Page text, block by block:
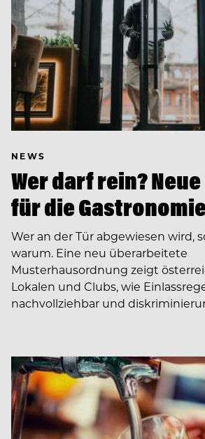
NEWS
Wer darf rein?
für die
Wer an der Tür abgewiesen wird,
warum. Eine neu überarbeitete
Musterhausordnung zeigt
Lokalen und Clubs, wie
nachvollziehbar und